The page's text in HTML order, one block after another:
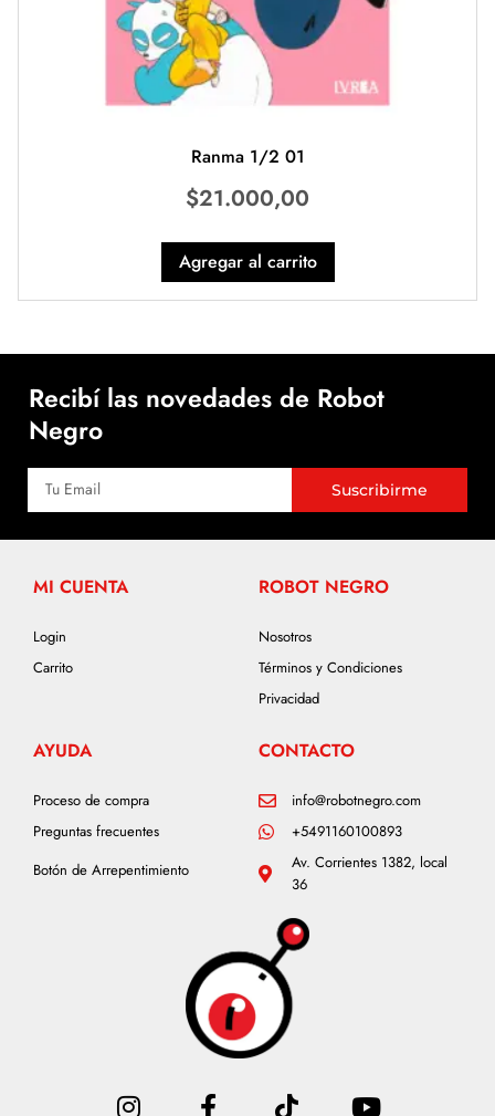
Ranma 1/2 01
$21.000,00
Agregar al carrito
Recibí las novedades de Robot
Negro
Suscribirme
MI CUENTA
Login
Carrito
ROBOT NEGRO
Nosotros
Términos y Condiciones
Privacidad
AYUDA
Proceso de compra
Preguntas frecuentes
Botón de Arrepentimiento
CONTACTO
info@robotnegro.com
+5491160100893
Av. Corrientes 1382, local
36